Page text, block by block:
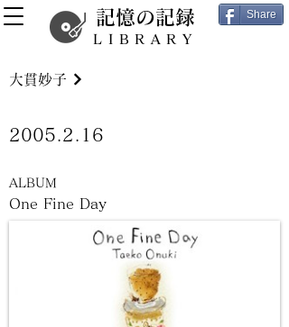
記憶の記録
LIBRARY
Share
One Fine Day
大貫妙子
2005.2.16
ALBUM